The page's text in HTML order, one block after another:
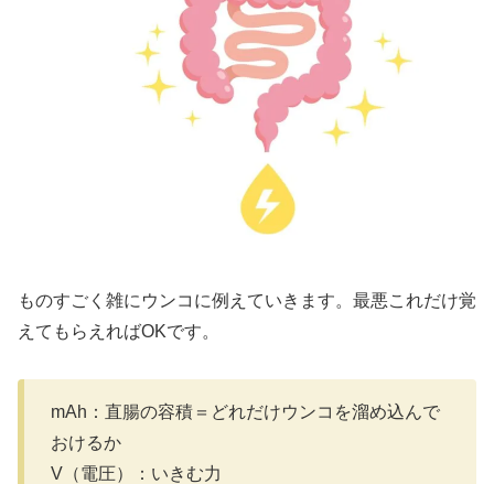
ものすごく雑にウンコに例えていきます。最悪これだけ覚
えてもらえればOKです。
mAh：直腸の容積＝どれだけウンコを溜め込んで
おけるか
V（電圧）：いきむ力